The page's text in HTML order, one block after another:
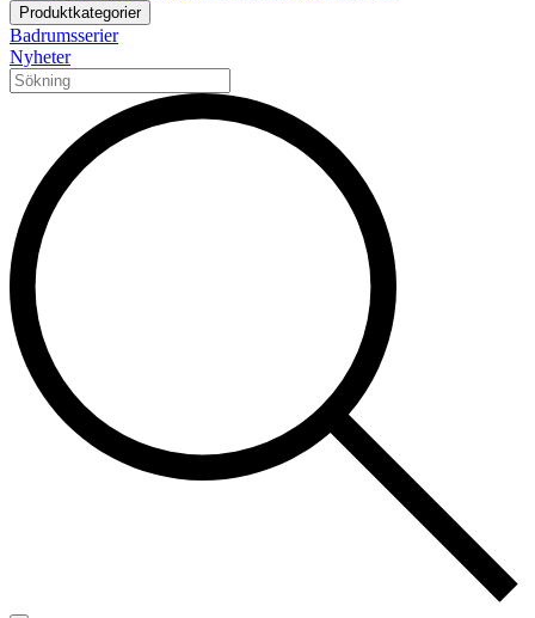
Produktkategorier
Badrumsserier
Nyheter